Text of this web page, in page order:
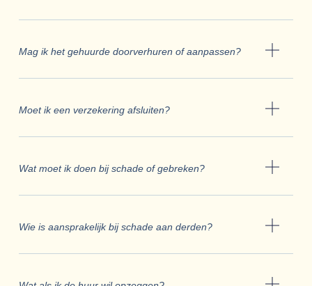
Mag ik het gehuurde doorverhuren of aanpassen?
Moet ik een verzekering afsluiten?
Wat moet ik doen bij schade of gebreken?
Wie is aansprakelijk bij schade aan derden?